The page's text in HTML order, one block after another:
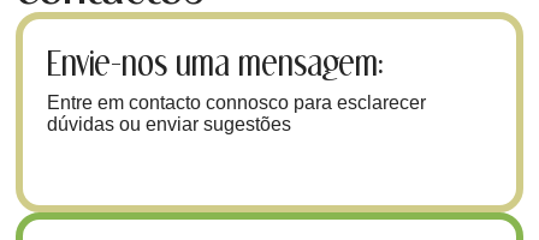
Envie-nos uma mensagem:
Entre em contacto connosco para esclarecer
dúvidas ou enviar sugestões